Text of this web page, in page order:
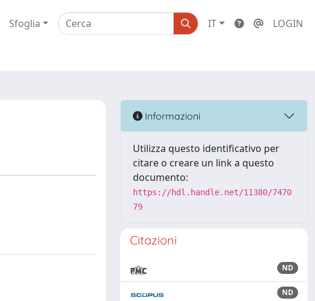
Sfoglia IT LOGIN
Informazioni
Utilizza questo identificativo per
citare o creare un link a questo
documento:
https://hdl.handle.net/11380/7470
79
Citazioni
ND
ND